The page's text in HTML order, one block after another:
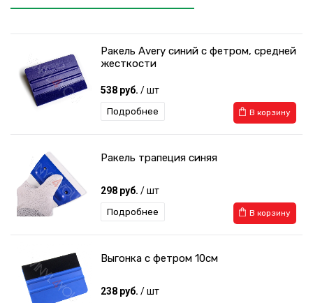
Ракель Avery синий с фетром, средней
жесткости
538 руб. / шт
В корзину
Подробнее
Ракель трапеция синяя
298 руб. / шт
В корзину
Подробнее
Выгонка с фетром 10см
238 руб. / шт